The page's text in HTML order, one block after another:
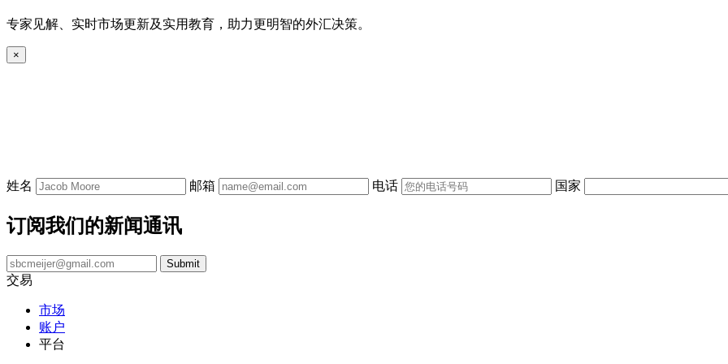
专家见解、实时市场更新及实用教育，助力更明智的外汇决策。
×
姓名 邮箱 电话 国家
订阅我们的新闻通讯
交易
市场
账户
平台